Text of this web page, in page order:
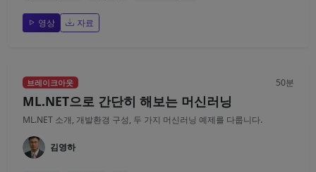
영상 자료
브레이크아웃 50분
ML.NET으로 간단히 해보는 머신러닝
ML.NET 소개, 개발환경 구성, 두 가지 머신러닝 예제를 다룹니다.
김영하